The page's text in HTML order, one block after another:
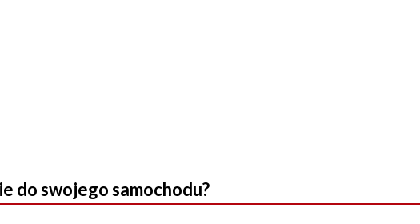
do swojego samochodu?